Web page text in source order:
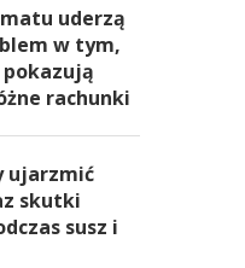
uderzą
w tym,
rachunki
ujarzmić
skutki
susz i